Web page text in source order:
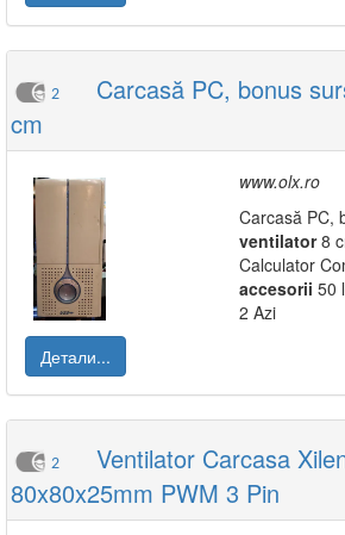
2
Carcasă PC, bonus
cm
www.olx.ro
Carcasă PC,
ventilator8
Calculator
accesorii 50
2 Azi
Детали...
2
Ventilator Carcasa
80x80x25mm PWM 3 Pin